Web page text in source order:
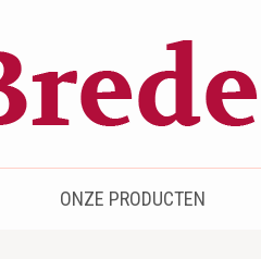
ONZE PRODUCTEN